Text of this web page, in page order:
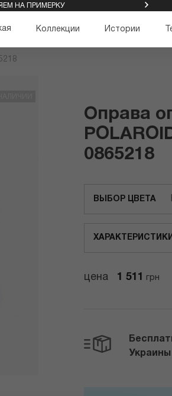
НА ПРИМЕРКУ
Коллекции Истории
Оправа
0865218
ВЫБОР ЦВЕТА
ХАРАКТЕРИСТИКИ
цена 1 511 грн
Украины